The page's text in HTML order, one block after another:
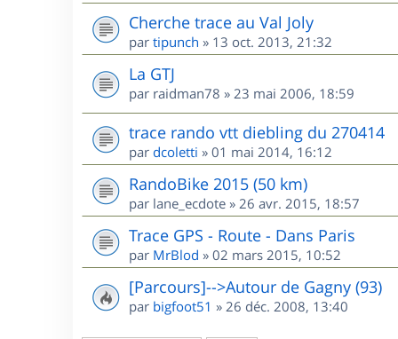
Cherche trace au Val Joly
par tipunch » 13 oct. 2013, 21:32
La GTJ
par raidman78 » 23 mai 2006, 18:59
trace rando vtt diebling du 270414
par dcoletti » 01 mai 2014, 16:12
RandoBike 2015 (50 km)
par lane_ecdote » 26 avr. 2015, 18:57
Trace GPS - Route - Dans Paris
par MrBlod » 02 mars 2015, 10:52
[Parcours]-->Autour de Gagny (93)
par bigfoot51 » 26 déc. 2008, 13:40